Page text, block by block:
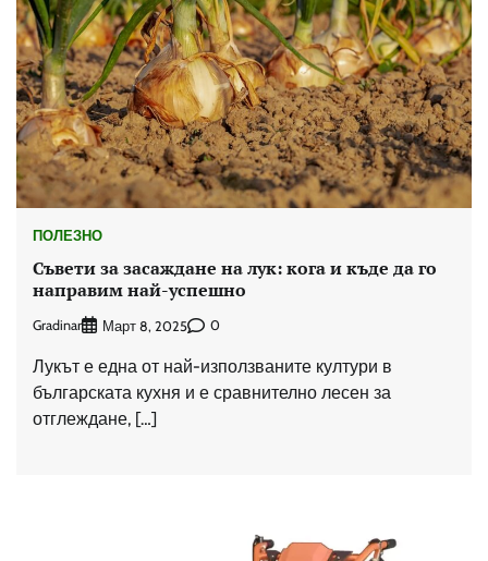
ПОЛЕЗНО
Съвети за засаждане на лук: кога и къде да го
направим най-успешно
Gradinar Март 8, 2025 0
Лукът е една от най-използваните култури в
българската кухня и е сравнително лесен за
отглеждане, […]